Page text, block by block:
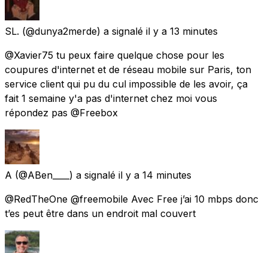
SL. (@dunya2merde) a signalé il y a 13 minutes
@Xavier75 tu peux faire quelque chose pour les
coupures d'internet et de réseau mobile sur Paris, ton
service client qui pu du cul impossible de les avoir, ça
fait 1 semaine y'a pas d'internet chez moi vous
répondez pas @Freebox
A (@ABen____) a signalé il y a 14 minutes
@RedTheOne @freemobile Avec Free j’ai 10 mbps donc
t’es peut être dans un endroit mal couvert